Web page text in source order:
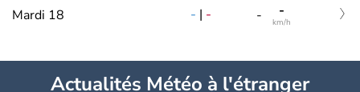
Mardi 18 - | - - -
km/h
Actualités Météo à l'étranger